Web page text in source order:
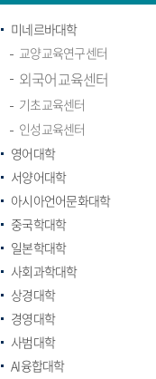
미네르바대학
교양교육연구센터
외국어교육센터
기초교육센터
인성교육센터
영어대학
서양어대학
아시아언어문화대학
중국학대학
일본학대학
사회과학대학
상경대학
경영대학
사범대학
AI융합대학